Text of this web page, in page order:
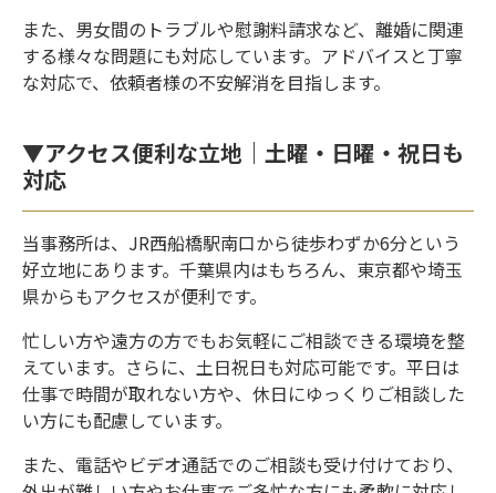
また、男女間のトラブルや慰謝料請求など、離婚に関連
する様々な問題にも対応しています。アドバイスと丁寧
な対応で、依頼者様の不安解消を目指します。
▼アクセス便利な立地｜土曜・日曜・祝日も
対応
当事務所は、JR西船橋駅南口から徒歩わずか6分という
好立地にあります。千葉県内はもちろん、東京都や埼玉
県からもアクセスが便利です。
忙しい方や遠方の方でもお気軽にご相談できる環境を整
えています。さらに、土日祝日も対応可能です。平日は
仕事で時間が取れない方や、休日にゆっくりご相談した
い方にも配慮しています。
また、電話やビデオ通話でのご相談も受け付けており、